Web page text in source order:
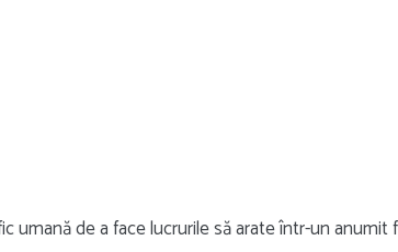
umană de a face lucrurile să arate într-un anumit